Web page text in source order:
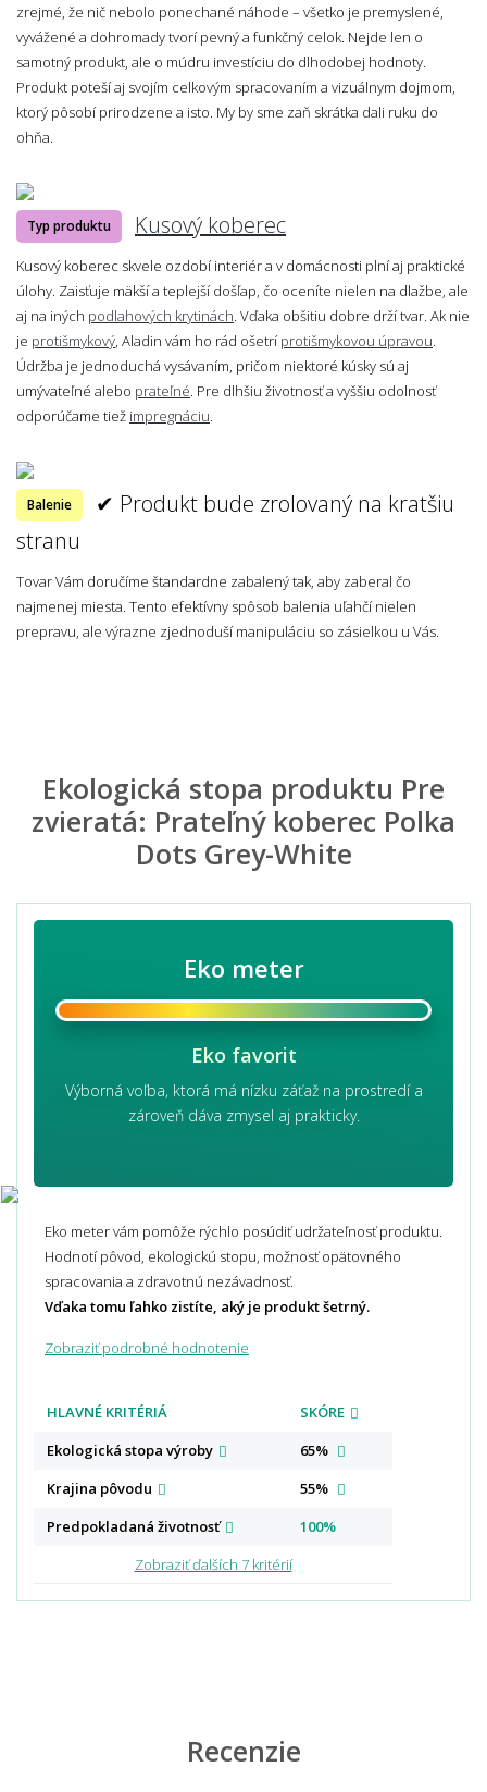
zrejmé, že nič nebolo ponechané náhode – všetko je premyslené,
vyvážené a dohromady tvorí pevný a funkčný celok. Nejde len o
samotný produkt, ale o múdru investíciu do dlhodobej hodnoty.
Produkt poteší aj svojím celkovým spracovaním a vizuálnym dojmom,
ktorý pôsobí prirodzene a isto. My by sme zaň skrátka dali ruku do
ohňa.
Typ produktu Kusový koberec
Kusový koberec skvele ozdobí interiér a v domácnosti plní aj praktické
úlohy. Zaisťuje mäkší a teplejší došľap, čo oceníte nielen na dlažbe, ale
aj na iných podlahových krytinách . Vďaka obšitiu dobre drží tvar. Ak nie
je protišmykový , Aladin vám ho rád ošetríprotišmykovou úpravou
Údržba je jednoduchá vysávaním, pričom niektoré kúsky sú aj
umývateľné alebo prateľné . Pre dlhšiu životnosť a vyššiu odolnosť
odporúčame tiež impregnáciu
Balenie
✔ Produkt bude zrolovaný na kratšiu
stranu
Tovar Vám doručíme štandardne zabalený tak, aby zaberal čo
najmenej miesta. Tento efektívny spôsob balenia uľahčí nielen
prepravu, ale výrazne zjednoduší manipuláciu so zásielkou u Vás.
Ekologická stopa produktu Pre
zvieratá: Prateľný koberec Polka
Dots Grey-White
Eko meter
Eko favorit
Výborná voľba, ktorá má nízku záťaž na prostredí a
zároveň dáva zmysel aj prakticky.
Eko meter vám pomôže rýchlo posúdiť udržateľnosť produktu.
Hodnotí pôvod, ekologickú stopu, možnosť opätovného
spracovania a zdravotnú nezávadnosť.
Vďaka tomu ľahko zistíte, aký je produkt šetrný.
Zobraziť podrobné hodnotenie
HLAVNÉ KRITÉRIÁ
SKÓRE
Ekologická stopa výroby
65%
Krajina pôvodu
55%
Predpokladaná životnosť
100%
Zobraziť ďalších 7 kritérií
Recenzie